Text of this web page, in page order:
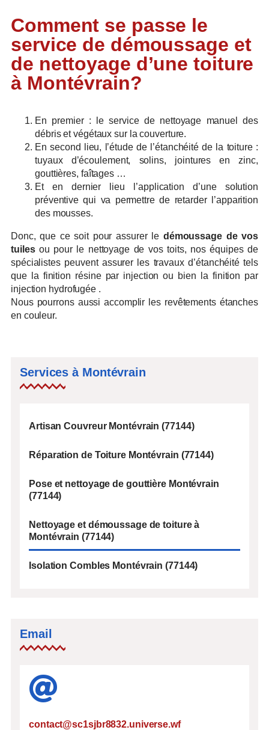
Comment se passe le
service de démoussage et
de nettoyage d’une toiture
à Montévrain?
En premier : le service de nettoyage manuel des
débris et végétaux sur la couverture.
En second lieu, l’étude de l’étanchéité de la toiture :
tuyaux d’écoulement, solins, jointures en zinc,
gouttières, faîtages …
Et en dernier lieu l’application d’une solution
préventive qui va permettre de retarder l’apparition
des mousses.
Donc, que ce soit pour assurer le démoussage de vos
tuiles ou pour le nettoyage de vos toits, nos équipes de
spécialistes peuvent assurer les travaux d’étanchéité tels
que la finition résine par injection ou bien la finition par
injection hydrofugée .
Nous pourrons aussi accomplir les revêtements étanches
en couleur.
Services à Montévrain
Artisan Couvreur Montévrain (77144)
Réparation de Toiture Montévrain (77144)
Pose et nettoyage de gouttière Montévrain
(77144)
Nettoyage et démoussage de toiture à
Montévrain (77144)
Isolation Combles Montévrain (77144)
Email
contact@sc1sjbr8832.universe.wf